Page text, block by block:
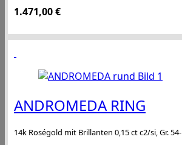
1.471,00€
ANDROMEDA RING
14k Roségold mit Brillanten 0,15 ct c2/si, Gr. 54-